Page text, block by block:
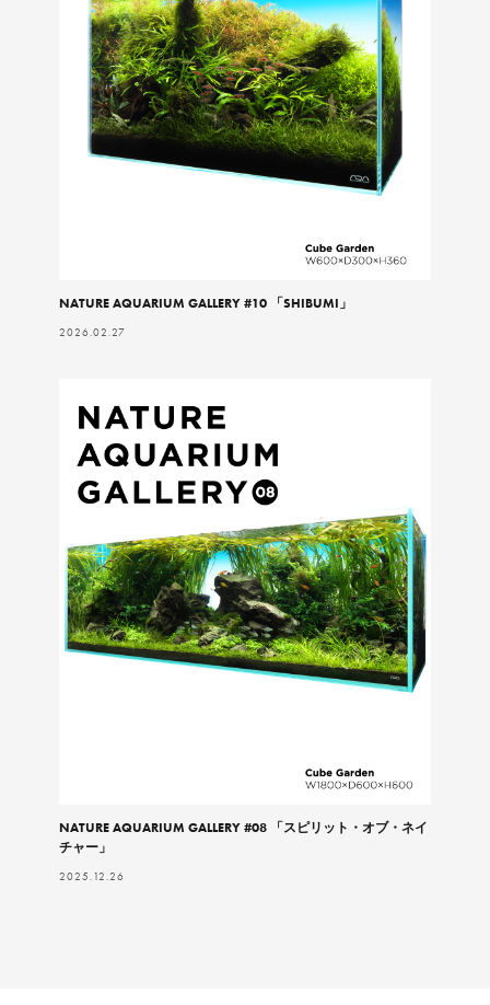
NATURE AQUARIUM GALLERY #10 「SHIBUMI」
2026.02.27
NATURE AQUARIUM GALLERY #08 「スピリット・オブ・ネイ
チャー」
2025.12.26